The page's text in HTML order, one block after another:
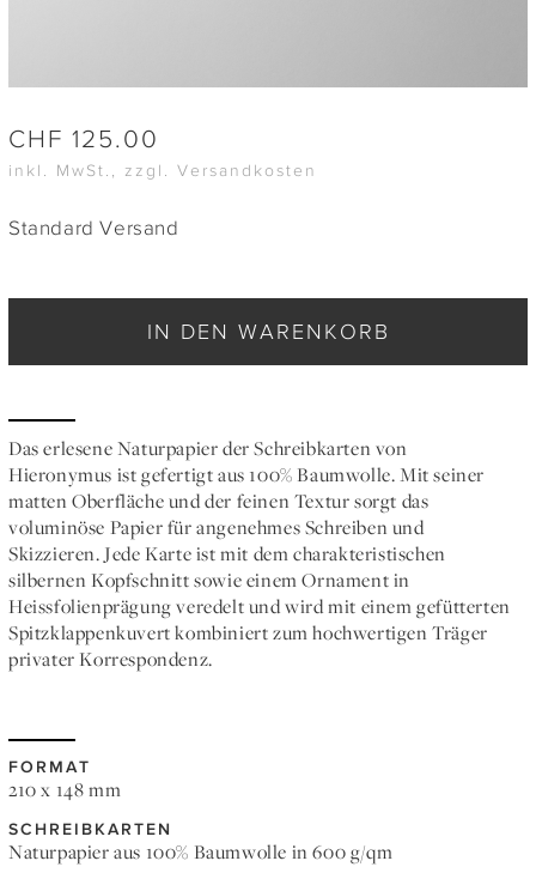
CHF 125.00
inkl. MwSt., zzgl. Versandkosten
Standard Versand
IN DEN WARENKORB
Das erlesene Naturpapier der Schreibkarten von
Hieronymus ist gefertigt aus 100% Baumwolle. Mit seiner
matten Oberfläche und der feinen Textur sorgt das
voluminöse Papier für angenehmes Schreiben und
Skizzieren. Jede Karte ist mit dem charakteristischen
silbernen Kopfschnitt sowie einem Ornament in
Heissfolienprägung veredelt und wird mit einem gefütterten
Spitzklappenkuvert kombiniert zum hochwertigen Träger
privater Korrespondenz.
FORMAT
210 x 148 mm
SCHREIBKARTEN
Naturpapier aus 100% Baumwolle in 600 g/qm